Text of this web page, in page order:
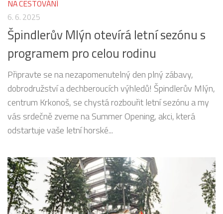
NA CESTOVÁNÍ
6. 6. 2025
Špindlerův Mlýn otevírá letní sezónu s
programem pro celou rodinu
Připravte se na nezapomenutelný den plný zábavy,
dobrodružství a dechberoucích výhledů! Špindlerův Mlýn,
centrum Krkonoš, se chystá rozbouřit letní sezónu a my
vás srdečně zveme na Summer Opening, akci, která
odstartuje vaše letní horské...